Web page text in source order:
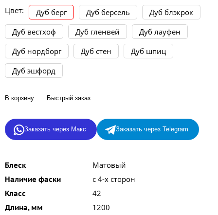
Цвет: Дуб берг Дуб берсель
Дуб блэкрок
Дуб вестхоф
Дуб гленвей
Дуб лауфен
Дуб нордборг
Дуб стен
Дуб шпиц
Дуб эшфорд
В корзину Быстрый заказ
Заказать через Макс Заказать через Telegram
Блеск Матовый
Наличие фаски с 4-х сторон
Класс 42
Длина, мм 1200